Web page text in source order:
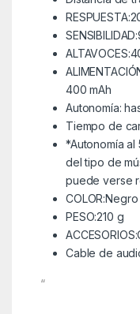
400 mAh
Autonomía:
Tiempo de
*Autonomía
del tipo de
puede verse
COLOR:Negro
PESO:210 g
Cable de
“